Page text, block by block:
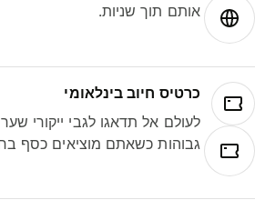
אותם תוך שניות.
כרטיס חיוב בינלאומי
לעולם אל תדאגו לגבי ייקורי שער
גבוהות כשאתם מוציאים כסף